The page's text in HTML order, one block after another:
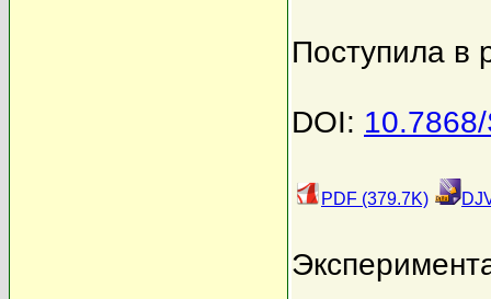
Поступила в
DOI:
PDF (379.7K)